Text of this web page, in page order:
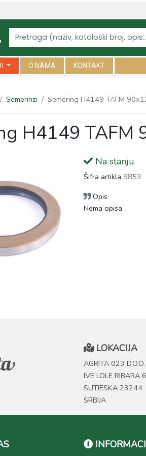
O NAMA KONTAKT
Semerinzi Semering H4149 TAFM
H4149 TAFM
Na stanju
Šifra artikla 9853
Opis
Nema opisa
LOKACIJA
AGRITA 023 D.O.O.
IVE LOLE RIBARA
SUTJESKA 23244
SRBIJA